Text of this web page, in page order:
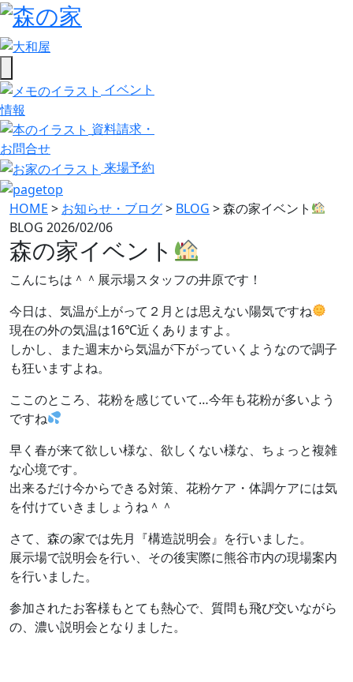
イベント
情報
資料請求・
お問合せ
来場予約
HOME > お知らせ・ブログ> BLOG >森の家イベント
BLOG 2026/02/06
森の家イベント
こんにちは＾＾展示場スタッフの井原です！
今日は、気温が上がって２月とは思えない陽気ですね
現在の外の気温は16℃近くありますよ。
しかし、また週末から気温が下がっていくようなので調子
も狂いますよね。
ここのところ、花粉を感じていて…今年も花粉が多いよう
ですね
早く春が来て欲しい様な、欲しくない様な、ちょっと複雑
な心境です。
出来るだけ今からできる対策、花粉ケア・体調ケアには気
を付けていきましょうね＾＾
さて、森の家では先月『構造説明会』を行いました。
展示場で説明会を行い、その後実際に熊谷市内の現場案内
を行いました。
参加されたお客様もとても熱心で、質問も飛び交いながら
の、濃い説明会となりました。